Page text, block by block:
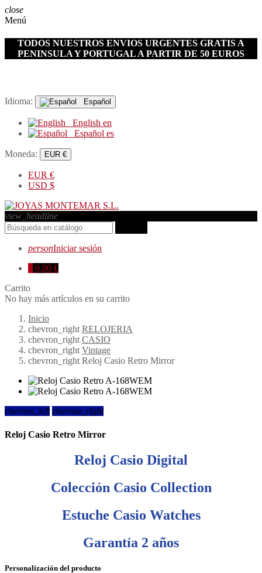
close
Menú
TODOS NUESTROS ENVIOS URGENTES GRATIS A
PENINSULA Y PORTUGAL A PARTIR DE 50 EUROS
Idioma: Español
English en
Español es
Moneda: EUR €
EUR €
USD $
view_headline
personIniciar sesión
0,00 €
Carrito
No hay más artículos en su carrito
Inicio
chevron_right RELOJERIA
chevron_right CASIO
chevron_right Vintage
chevron_right Reloj Casio Retro Mirror
chevron_left chevron_right
Reloj Casio Retro Mirror
Reloj Casio Digital
Colección Casio Collection
Estuche Casio Watches
Garantía 2 años
Personalización del producto